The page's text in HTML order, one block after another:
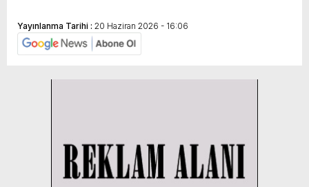
Yayınlanma Tarihi : 20 Haziran 2026 - 16:06